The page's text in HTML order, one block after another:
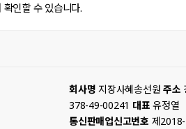
인할 수 있습니다.
회사명 지장사혜송선원 주소
378-49-00241 대표 유정열
통신판매업신고번호 제